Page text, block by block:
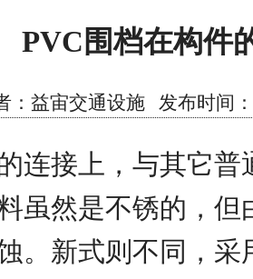
PVC围档在构件
：益宙交通设施 发布时间：
连接上，与其它
虽然是不锈的，
。新式则不同，